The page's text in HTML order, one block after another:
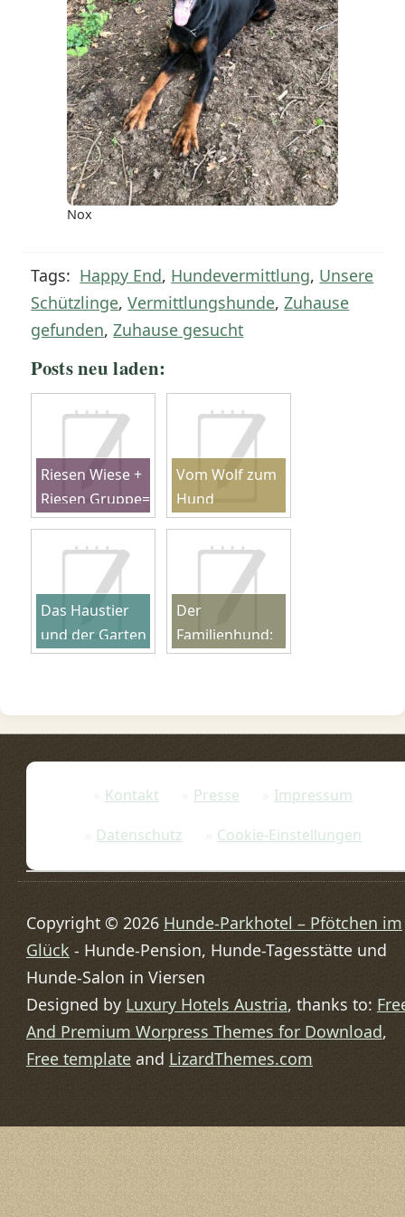
Nox
Tags: Happy End, Hundevermittlung, Unsere
Schützlinge,Vermittlungshunde,Zuhause
gefunden,Zuhause gesucht
Posts neu laden:
Riesen Wiese +
Riesen Gruppe=
Riesen Spaß?
Vom Wolf zum
Hund
Das Haustier
und der Garten
- eine gute
Der
Familienhund:
Mehr als ein
Kontakt Presse
Impressum
Datenschutz
Cookie-Einstellungen
Copyright © 2026 Hunde-Parkhotel – Pfötchen im
Glück - Hunde-Pension, Hunde-Tagesstätte und
Hunde-Salon in Viersen
Designed by Luxury Hotels Austria, thanks to:
And Premium Worpress Themes for Download,
Free templateand LizardThemes.com